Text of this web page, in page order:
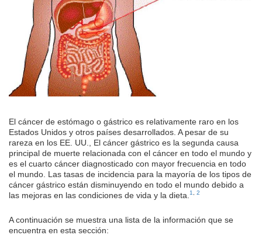
El cáncer de estómago o gástrico es relativamente raro en los
Estados Unidos y otros países desarrollados. A pesar de su
rareza en los EE. UU., El cáncer gástrico es la segunda causa
principal de muerte relacionada con el cáncer en todo el mundo y
es el cuarto cáncer diagnosticado con mayor frecuencia en todo
el mundo. Las tasas de incidencia para la mayoría de los tipos de
cáncer gástrico están disminuyendo en todo el mundo debido a
las mejoras en las condiciones de vida y la dieta. 1 2
A continuación se muestra una lista de la información que se
encuentra en esta sección: